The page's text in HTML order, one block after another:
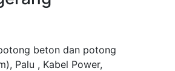
beton dan potong
Palu , Kabel Power,